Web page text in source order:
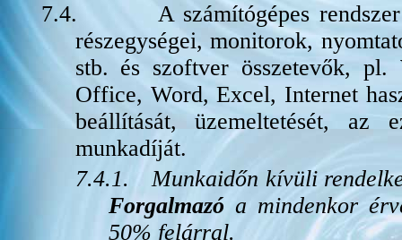
7.4.
A számítógépes
részegységei, monitorok,
stb. és szoftver összetevők,
Office, Word, Excel, Internet
beállítását, üzemeltetését, az
munkadíját.
7.4.1.
Munkaidőn kívüli
Forgalmazóa mindenkor
50% felárral.